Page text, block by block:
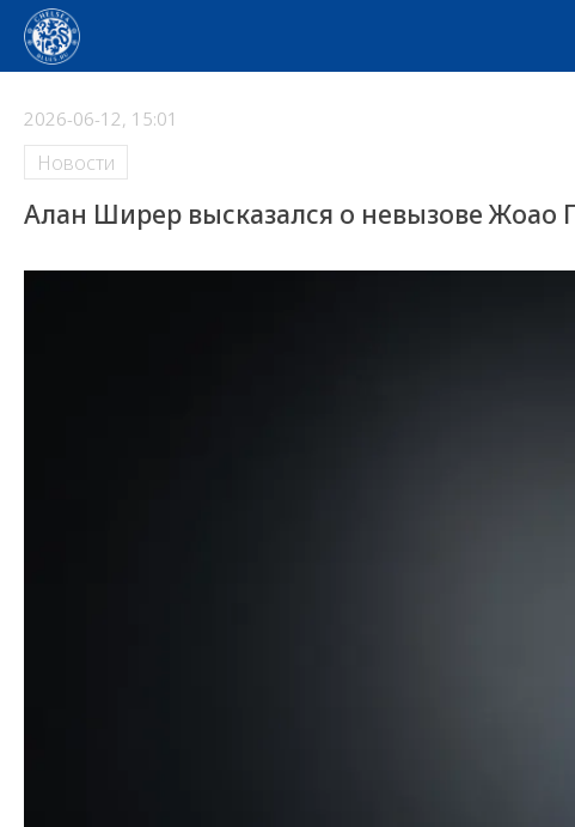
2026-06-12, 15:01
Новости
Алан Ширер высказался о невызове Жоао